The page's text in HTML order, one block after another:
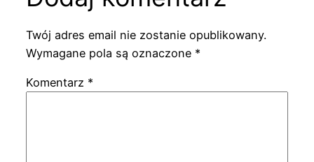
Twój adres email nie zostanie opublikowany.
Wymagane pola są oznaczone *
Komentarz *